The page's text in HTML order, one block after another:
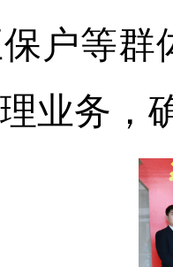
户等
业务，